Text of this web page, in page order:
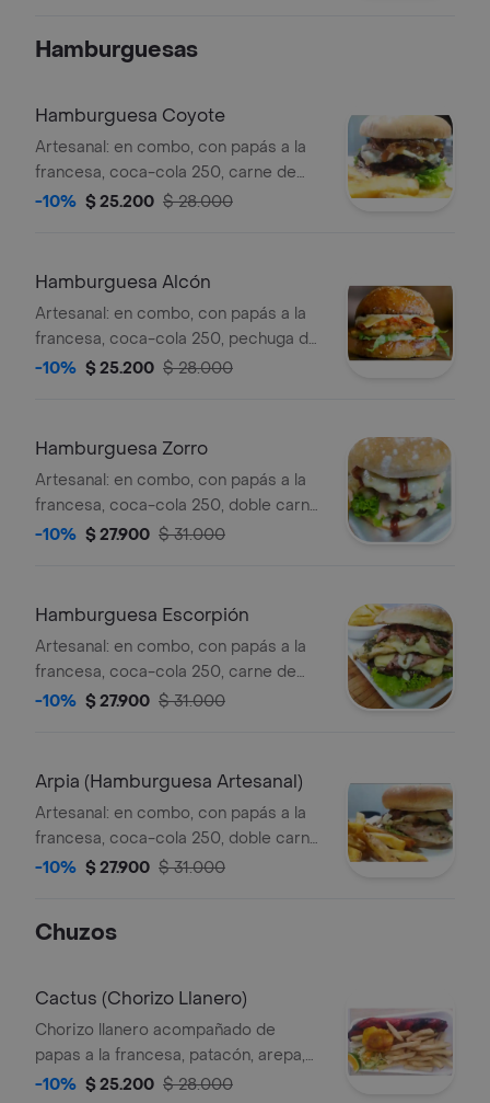
Hamburguesas
Hamburguesa Coyote
Artesanal: en combo, con papás a la
francesa, coca-cola 250, carne de
res, lechuga crespa, tomate, tocineta,
-10% $ 25.200 $ 28.000
Hamburguesa Alcón
Artesanal: en combo, con papás a la
francesa, coca-cola 250, pechuga de
pollo, lechuga crespa, tomate,
-10% $ 25.200 $ 28.000
Hamburguesa Zorro
Artesanal: en combo, con papás a la
francesa, coca-cola 250, doble carne
de res, doble queso, tocineta, lechuga
-10% $ 27.900 $ 31.000
Hamburguesa Escorpión
Artesanal: en combo, con papás a la
francesa, coca-cola 250, carne de
res, pollo, doble queso, tocineta,
-10% $ 27.900 $ 31.000
Arpia (Hamburguesa Artesanal)
Artesanal: en combo, con papás a la
francesa, coca-cola 250, doble carne
de cerdo y pollo, doble queso,
-10% $ 27.900 $ 31.000
Chuzos
Cactus (Chorizo Llanero)
Chorizo llanero acompañado de
papas a la francesa, patacón, arepa,
ensalada y limón.
-10% $ 25.200 $ 28.000